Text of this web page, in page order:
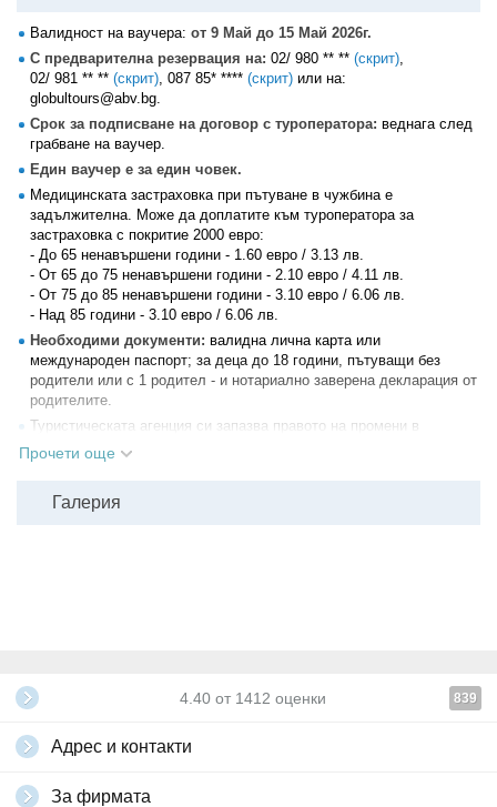
Валидност на ваучера: от 9 Май до 15 Май 2026г.
С предварителна резервация на: 02/ 980 ** ** (скрит),
02/ 981 ** ** (скрит), 087 85* **** (скрит) или на:
globultours@abv.bg.
Срок за подписване на договор с туроператора: веднага след
грабване на ваучер.
Един ваучер е за един човек.
Медицинската застраховка при пътуване в чужбина е
задължителна. Може да доплатите към туроператора за
застраховка с покритие 2000 евро:
- До 65 ненавършени години - 1.60 евро / 3.13 лв.
- От 65 до 75 ненавършени години - 2.10 евро / 4.11 лв.
- От 75 до 85 ненавършени години - 3.10 евро / 6.06 лв.
- Над 85 години - 3.10 евро / 6.06 лв.
Необходими документи: валидна лична карта или
международен паспорт; за деца до 18 години, пътуващи без
родители или с 1 родител - и нотариално заверена декларация от
родителите.
Туристическата агенция си запазва правото на промени в
от нея причини и не носи отговорност за туристи, недопуснати от
Всички други
Прочети още
Галерия
4.40 от 1412 оценки 839
Адрес и контакти
За фирмата